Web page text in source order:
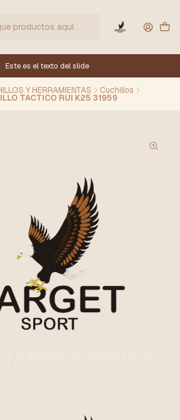
Este es el texto del slide
Y HERRAMIENTAS Cuchillos
TACTICO RUI K25 31959